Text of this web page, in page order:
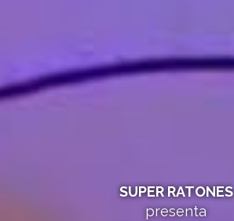
SUPER RATONES
presenta